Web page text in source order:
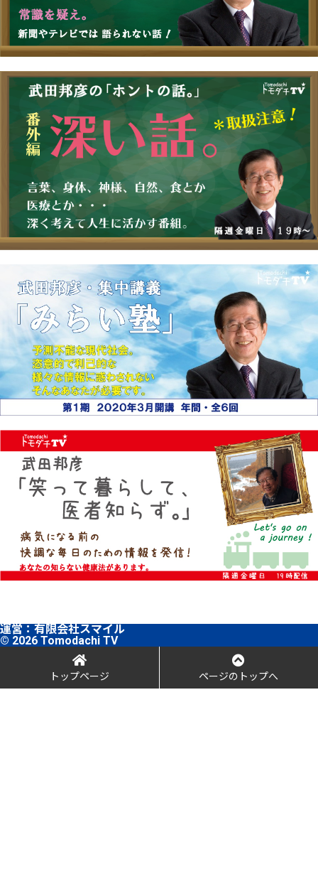
運営： 有限会社スマイル
© 2026 Tomodachi TV
トップページ ページのトップへ